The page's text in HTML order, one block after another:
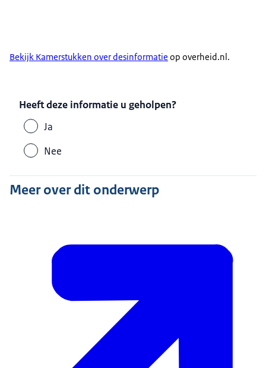
Bekijk Kamerstukken over desinformatie op overheid.nl.
Heeft deze informatie u geholpen?
Ja
Nee
Meer over dit onderwerp